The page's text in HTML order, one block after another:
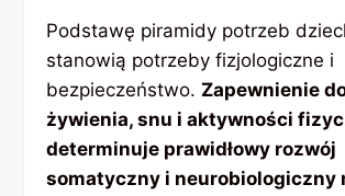
Podstawę piramidy potrzeb
stanowią potrzeby fizjologiczne i
bezpieczeństwo. Zapewnienie
żywienia, snu i aktywności
determinuje prawidłowy rozwój
somatyczny i neurobiologiczny